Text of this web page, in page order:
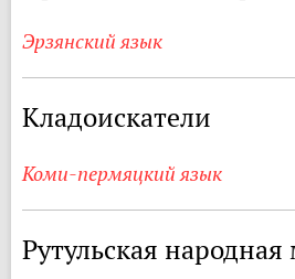
Эрзянский язык
Кладоискатели
Коми-пермяцкий язык
Рутульская народная